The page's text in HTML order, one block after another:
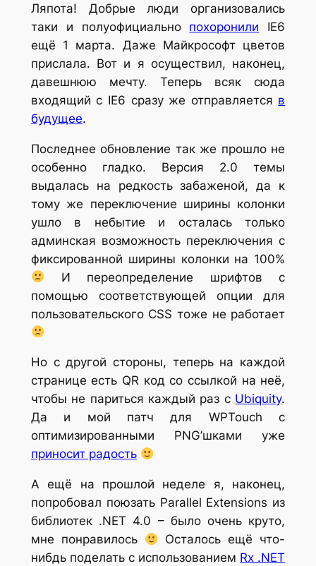
Ляпота! Добрые люди организовались
таки и полуофициально похоронили IE6
ещё 1 марта. Даже Майкрософт цветов
прислала. Вот и я осуществил, наконец,
давешнюю мечту. Теперь всяк сюда
входящий с IE6 сразу же отправляется в
будущее.
Последнее обновление так же прошло не
особенно гладко. Версия 2.0 темы
выдалась на редкость забаженой, да к
тому же переключение ширины колонки
ушло в небытие и осталась только
админская возможность переключения с
фиксированной ширины колонки на 100%
И переопределение шрифтов с
помощью соответствующей опции для
пользовательского CSS тоже не работает
Но с другой стороны, теперь на каждой
странице есть QR код со ссылкой на неё,
чтобы не париться каждый раз с Ubiquity.
Да и мой патч для WPTouch с
оптимизированными PNG’шками уже
приносит радость
А ещё на прошлой неделе я, наконец,
попробовал поюзать Parallel Extensions из
библиотек .NET 4.0 – было очень круто,
мне понравилось
Осталось ещё что-
нибдь поделать с использованием Rx .NET